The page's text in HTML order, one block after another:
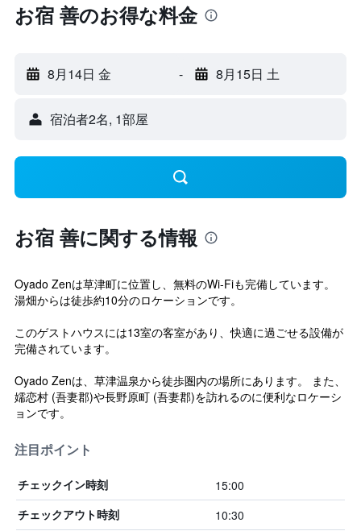
お宿 善のお得な料金
8月14日 金 - 8月15日 土
宿泊者2名, 1​部屋
お宿 善に関する情報
Oyado Zenは草津町に位置し、無料のWi-Fiも完備しています。
湯畑からは徒歩約10分のロケーションです。
このゲストハウスには13室の客室があり、快適に過ごせる設備が
完備されています。
Oyado Zenは、草津温泉から徒歩圏内の場所にあります。 また、
嬬恋村 (吾妻郡)や長野原町 (吾妻郡)を訪れるのに便利なロケーシ
ョンです。
注目ポイント
チェックイン時刻 15:00
チェックアウト時刻 10:30